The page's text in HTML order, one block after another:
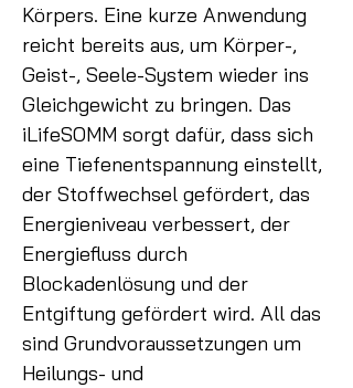
Körpers. Eine kurze Anwendung
reicht bereits aus, um Körper-,
Geist-, Seele-System wieder ins
Gleichgewicht zu bringen. Das
iLifeSOMM sorgt dafür, dass sich
eine Tiefenentspannung einstellt,
der Stoffwechsel gefördert, das
Energieniveau verbessert, der
Energiefluss durch
Blockadenlösung und der
Entgiftung gefördert wird. All das
sind Grundvoraussetzungen um
Heilungs- und